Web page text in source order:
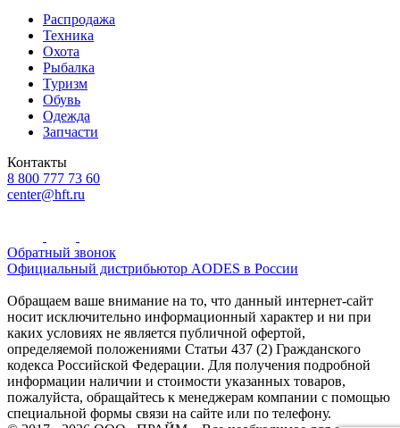
Распродажа
Техника
Охота
Рыбалка
Туризм
Обувь
Одежда
Запчасти
Контакты
8 800 777 73 60
center@hft.ru
Обратный звонок
Официальный дистрибьютор AODES в России
Обращаем ваше внимание на то, что данный интернет-сайт
носит исключительно информационный характер и ни при
каких условиях не является публичной офертой,
определяемой положениями Статьи 437 (2) Гражданского
кодекса Российской Федерации. Для получения подробной
информации наличии и стоимости указанных товаров,
пожалуйста, обращайтесь к менеджерам компании с помощью
специальной формы связи на сайте или по телефону.